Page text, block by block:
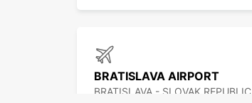
BRATISLAVA AIRPORT
BRATISLAVA - SLOVAK REPUBLIC